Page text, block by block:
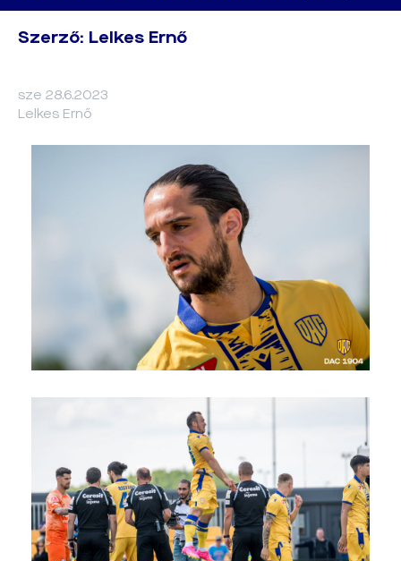
Szerző: Lelkes Ernő
sze 28.6.2023
Lelkes Ernő